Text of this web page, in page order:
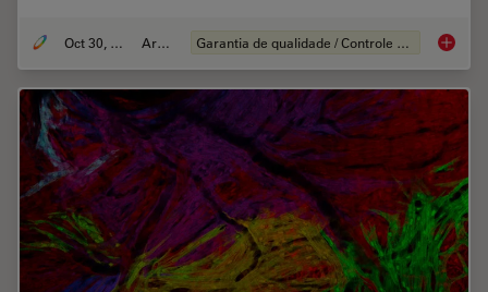
Oct 30, 2025 Article Garantia de qualidade / Controle de qualidade Quality